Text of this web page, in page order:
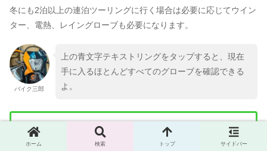
冬にも2泊以上の連泊ツーリングに行く場合は必要に応じてウイン
ター、電熱、レイングローブも必要になります。
バイク三郎
上の青文字テキストリングをタップすると、現在
手に入るほとんどすべてのグローブを確認できる
よ。
ライダーに最低限必要なグローブ
メッシュグローブ
ホーム 検索 トップ サイドバー